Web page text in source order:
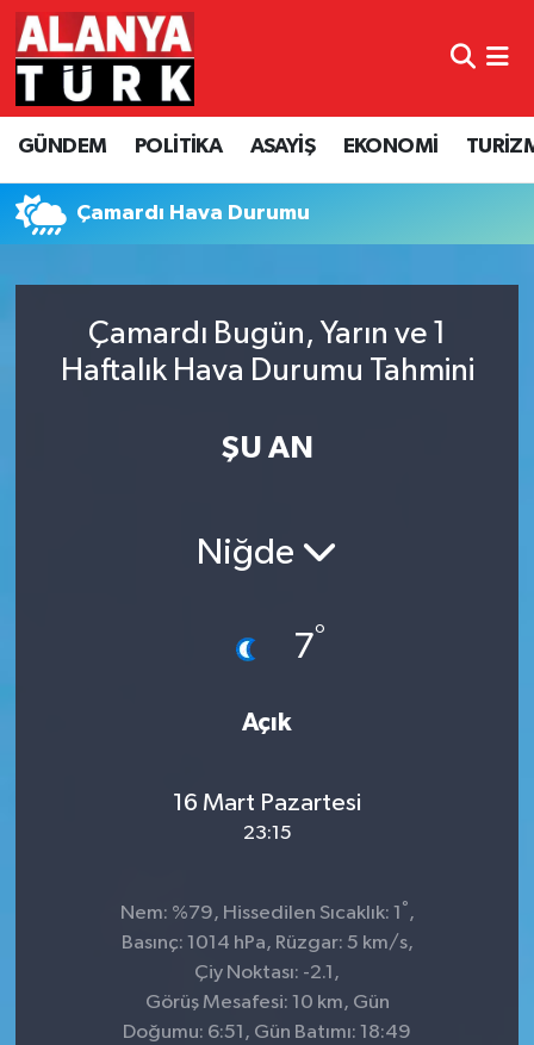
GÜNDEM POLİTİKA ASAYİŞ EKONOMİ
Çamardı Hava Durumu
Çamardı Bugün, Yarın ve 1
Haftalık Hava Durumu Tahmini
ŞU AN
Niğde
7°
Açık
16 Mart Pazartesi
23:15
Nem: %79, Hissedilen Sıcaklık: 1 ° ,
Basınç: 1014 hPa, Rüzgar: 5 km/s,
Çiy Noktası: -2.1,
Görüş Mesafesi: 10 km, Gün
Doğumu: 6:51, Gün Batımı: 18:49
GÜNDEM
POLİTİKA
ASAYİŞ
TURİZM
Nöbetçi Eczaneler
Hava Durumu
Namaz Vakitleri
Süper Lig Puan Durumu ve Fikstür
Son Dakika Haberleri